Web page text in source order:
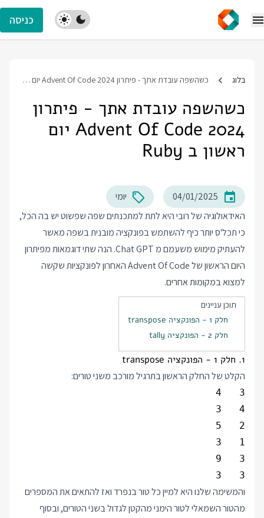
כניסה
בלוג כשהשפה עובדת אתך - פיתרון Advent Of Code 2024 יום ראשון ב Ruby
כשהשפה עובדת אתך - פיתרון
Advent Of Code 2024 יום
ראשון ב Ruby
04/01/2025
יומי
האידאולוגיה של רובי היא לתת למתכנתים שפה שפשוט יש בה הכל,
כי תכל'ס יותר כיף להשתמש בפונקציה מובנית בשפה מאשר
להעתיק מימוש משעמם מ Chat GPT. הנה שתי דוגמאות מפיתרון
היום הראשון של Advent Of Code האחרון לפונקציות שקשה
למצוא במקומות אחרים.
תוכן עניינים
חלק 1 - הפונקציה transpose
חלק 2 - הפונקציה tally
1. חלק 1 - הפונקציה transpose
הקלט של החלק הראשון בתרגיל מורכב משני טורים:
3   3
והמשימה שלנו היא למיין כל טור בנפרד ואז להתאים את המספרים
מהטור השמאלי לטור הימני מהקטן לגדול בשני הטורים, ובסוף